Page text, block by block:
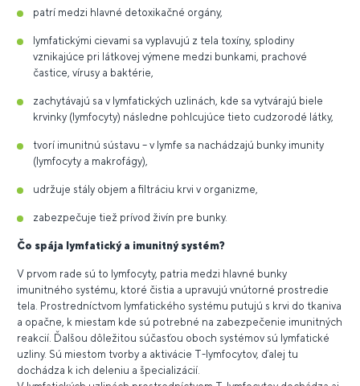
patrí medzi hlavné detoxikačné orgány,
lymfatickými cievami sa vyplavujú z tela toxíny, splodiny
vznikajúce pri látkovej výmene medzi bunkami, prachové
častice, vírusy a baktérie,
zachytávajú sa v lymfatických uzlinách, kde sa vytvárajú biele
krvinky (lymfocyty) následne pohlcujúce tieto cudzorodé látky,
tvorí imunitnú sústavu – v lymfe sa nachádzajú bunky imunity
(lymfocyty a makrofágy),
udržuje stály objem a filtráciu krvi v organizme,
zabezpečuje tiež prívod živín pre bunky.
Čo spája lymfatický a imunitný systém?
V prvom rade sú to lymfocyty, patria medzi hlavné bunky
imunitného systému, ktoré čistia a upravujú vnútorné prostredie
tela. Prostredníctvom lymfatického systému putujú s krvi do tkaniva
a opačne, k miestam kde sú potrebné na zabezpečenie imunitných
reakcií. Ďalšou dôležitou súčasťou oboch systémov sú lymfatické
uzliny. Sú miestom tvorby a aktivácie T-lymfocytov, ďalej tu
dochádza k ich deleniu a špecializácií.